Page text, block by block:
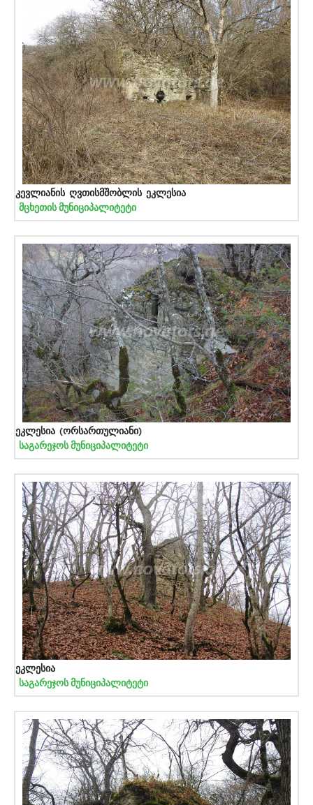
კევლიანის ღვთისმშობლის ეკლესია
მცხეთის მუნიციპალიტეტი
ეკლესია (ორსართულიანი)
საგარეჯოს მუნიციპალიტეტი
ეკლესია
საგარეჯოს მუნიციპალიტეტი